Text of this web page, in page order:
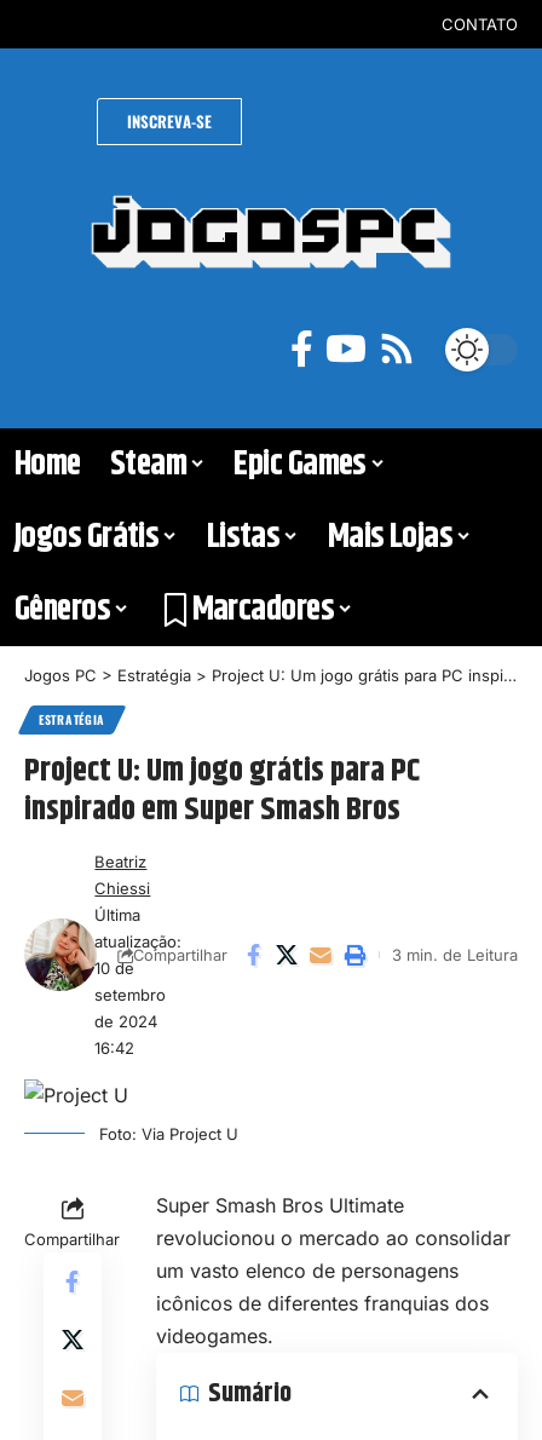
CONTATO
INSCREVA-SE
Home Steam
Epic Games
Jogos Grátis
Listas
Mais Lojas
Gêneros
Marcadores
Jogos PC > Estratégia > Project U: Um jogo grátis para PC inspirado em Super Smash Bros
ESTRATÉGIA
Project U: Um jogo grátis para PC
inspirado em Super Smash Bros
Última
atualização:
10 de
setembro
de 2024
16:42
Beatriz
Chiessi
Compartilhar 3 min. de Leitura
Foto: Via Project U
Compartilhar
Super Smash Bros Ultimate
revolucionou o mercado ao consolidar
um vasto elenco de personagens
icônicos de diferentes franquias dos
videogames.
Sumário